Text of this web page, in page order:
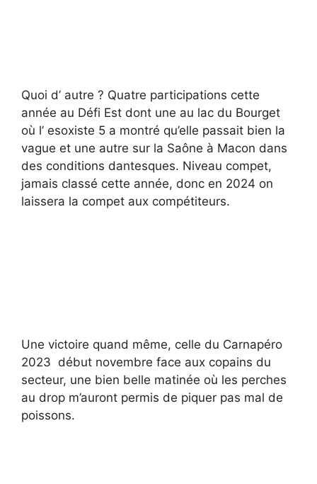
Quoi d’ autre ? Quatre participations cette
année au Défi Est dont une au lac du Bourget
où l’ esoxiste 5 a montré qu’elle passait bien la
vague et une autre sur la Saône à Macon dans
des conditions dantesques. Niveau compet,
jamais classé cette année, donc en 2024 on
laissera la compet aux compétiteurs.
Une victoire quand même, celle du Carnapéro
2023 début novembre face aux copains du
secteur, une bien belle matinée où les perches
au drop m’auront permis de piquer pas mal de
poissons.